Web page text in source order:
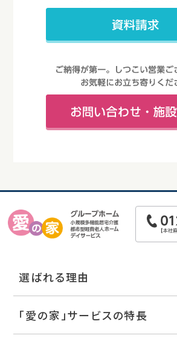
選ばれる理由
「愛の家」サービスの特長